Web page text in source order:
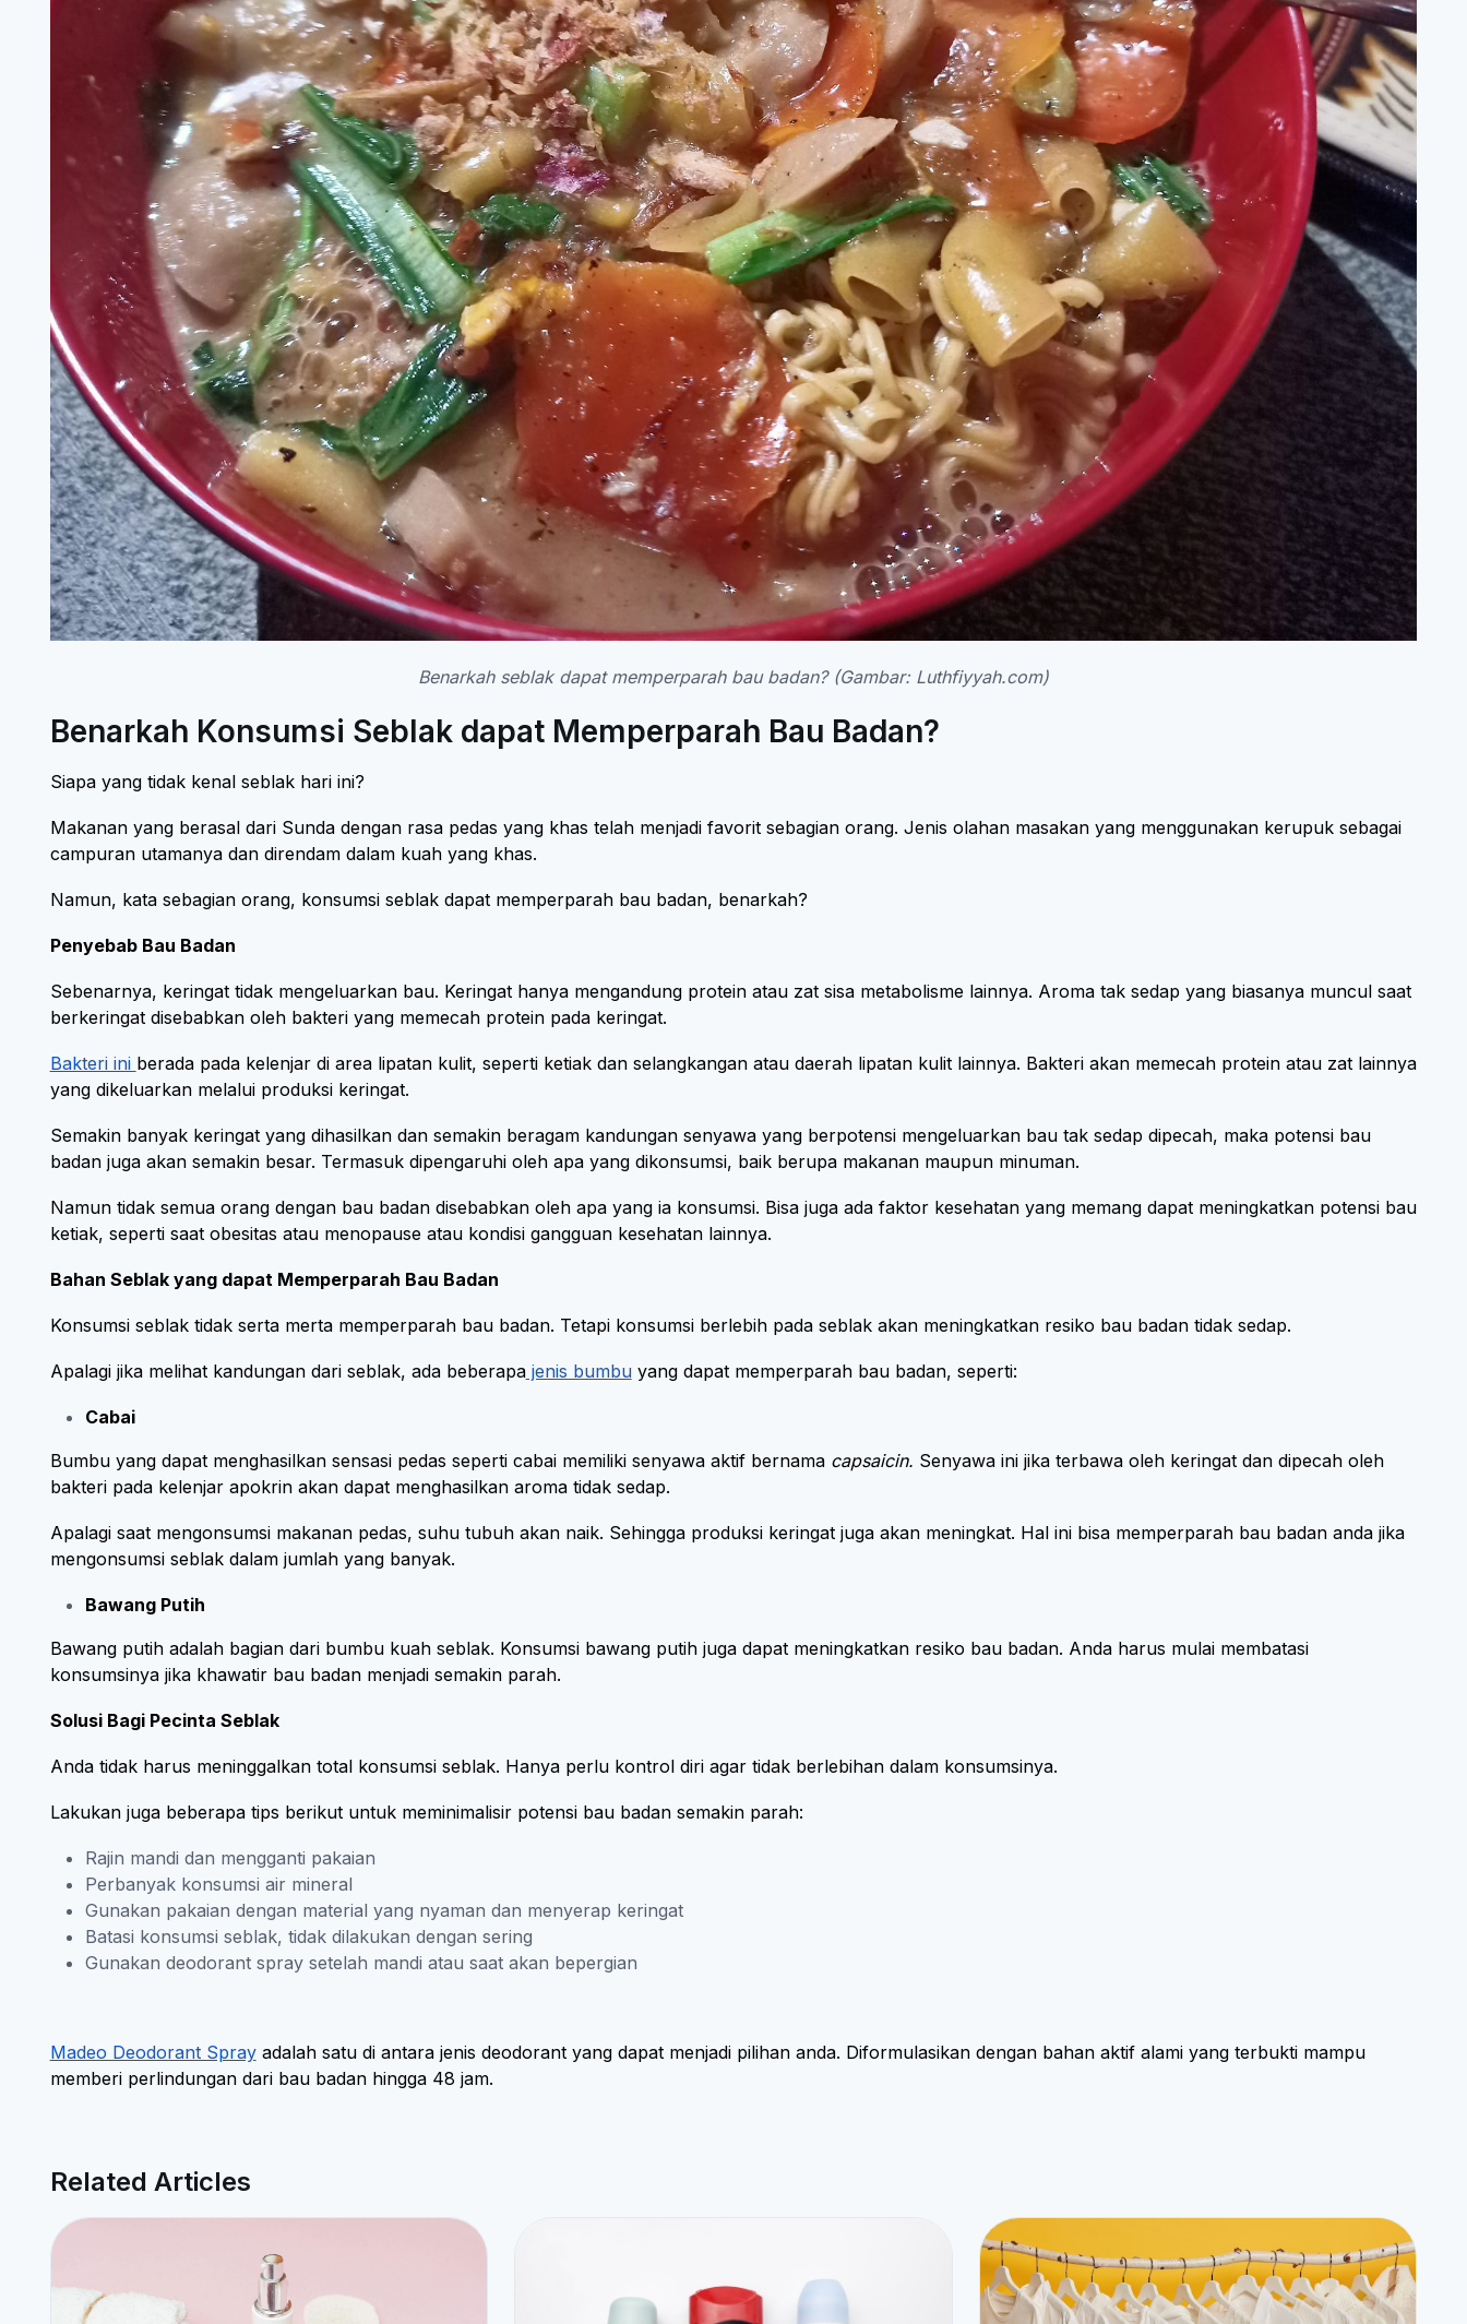
Benarkah seblak dapat memperparah bau badan? (Gambar: Luthfiyyah.com)
Benarkah Konsumsi Seblak dapat Memperparah Bau Badan?
Siapa yang tidak kenal seblak hari ini?
Makanan yang berasal dari Sunda dengan rasa pedas yang khas telah menjadi favorit sebagian orang. Jenis olahan masakan yang menggunakan kerupuk sebagai
campuran utamanya dan direndam dalam kuah yang khas.
Namun, kata sebagian orang, konsumsi seblak dapat memperparah bau badan, benarkah?
Penyebab Bau Badan
Sebenarnya, keringat tidak mengeluarkan bau. Keringat hanya mengandung protein atau zat sisa metabolisme lainnya. Aroma tak sedap yang biasanya muncul saat
berkeringat disebabkan oleh bakteri yang memecah protein pada keringat.
Bakteri ini berada pada kelenjar di area lipatan kulit, seperti ketiak dan selangkangan atau daerah lipatan kulit lainnya. Bakteri akan memecah protein atau zat lainnya
yang dikeluarkan melalui produksi keringat.
Semakin banyak keringat yang dihasilkan dan semakin beragam kandungan senyawa yang berpotensi mengeluarkan bau tak sedap dipecah, maka potensi bau
badan juga akan semakin besar. Termasuk dipengaruhi oleh apa yang dikonsumsi, baik berupa makanan maupun minuman.
Namun tidak semua orang dengan bau badan disebabkan oleh apa yang ia konsumsi. Bisa juga ada faktor kesehatan yang memang dapat meningkatkan potensi bau
ketiak, seperti saat obesitas atau menopause atau kondisi gangguan kesehatan lainnya.
Bahan Seblak yang dapat Memperparah Bau Badan
Konsumsi seblak tidak serta merta memperparah bau badan. Tetapi konsumsi berlebih pada seblak akan meningkatkan resiko bau badan tidak sedap.
Apalagi jika melihat kandungan dari seblak, ada beberapajenis bumbuyang dapat memperparah bau badan, seperti:
Cabai
Bumbu yang dapat menghasilkan sensasi pedas seperti cabai memiliki senyawa aktif bernamacapsaicin. Senyawa ini jika terbawa oleh keringat dan dipecah oleh
bakteri pada kelenjar apokrin akan dapat menghasilkan aroma tidak sedap.
Apalagi saat mengonsumsi makanan pedas, suhu tubuh akan naik. Sehingga produksi keringat juga akan meningkat. Hal ini bisa memperparah bau badan anda jika
mengonsumsi seblak dalam jumlah yang banyak.
Bawang Putih
Bawang putih adalah bagian dari bumbu kuah seblak. Konsumsi bawang putih juga dapat meningkatkan resiko bau badan. Anda harus mulai membatasi
konsumsinya jika khawatir bau badan menjadi semakin parah.
Solusi Bagi Pecinta Seblak
Anda tidak harus meninggalkan total konsumsi seblak. Hanya perlu kontrol diri agar tidak berlebihan dalam konsumsinya.
Lakukan juga beberapa tips berikut untuk meminimalisir potensi bau badan semakin parah:
Rajin mandi dan mengganti pakaian
Perbanyak konsumsi air mineral
Gunakan pakaian dengan material yang nyaman dan menyerap keringat
Batasi konsumsi seblak, tidak dilakukan dengan sering
Gunakan deodorant spray setelah mandi atau saat akan bepergian
Madeo Deodorant Sprayadalah satu di antara jenis deodorant yang dapat menjadi pilihan anda. Diformulasikan dengan bahan aktif alami yang terbukti mampu
memberi perlindungan dari bau badan hingga 48 jam.
Related Articles